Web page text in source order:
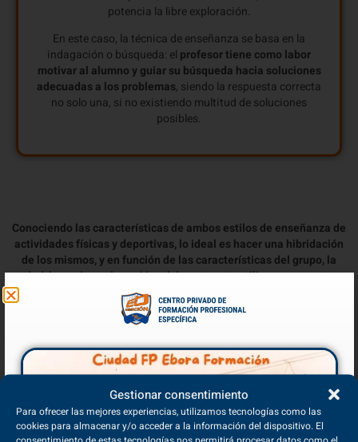
Gestionar consentimiento
Para ofrecer las mejores experiencias, utilizamos tecnologías como las
cookies para almacenar y/o acceder a la información del dispositivo. El
potencia la libre exploración.
En este caso, la técnica de enseñanza se basa en la
indagación o búsqueda: el profesor tiene como labor
motivar al alumno y guiar su búsqueda hacia soluciones
adecuadas a los problemas, siendo la respuesta correcta
no solo una, si no existiendo multitud de soluciones
posibles.
Conociendo las características de ambos estilos de enseñanza de
actividades físicas y deportivas, lo ideal es hacer una hibridación
de los mismos, y en función de las características del grupo, la
edad, la madurez, la sesión, el deporte, etc. utilizar unos u otros
según el momento.